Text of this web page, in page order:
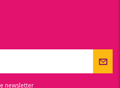
newsletter